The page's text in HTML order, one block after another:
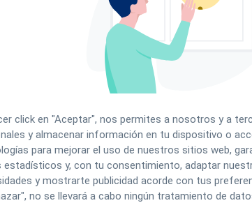
click en "Aceptar", nos permites a nosotros y a
y almacenar información en tu dispositivo o
para mejorar el uso de nuestros sitios web,
estadísticos y, con tu consentimiento, adaptar
y mostrarte publicidad acorde con tus
no se llevará a cabo ningún tratamiento de